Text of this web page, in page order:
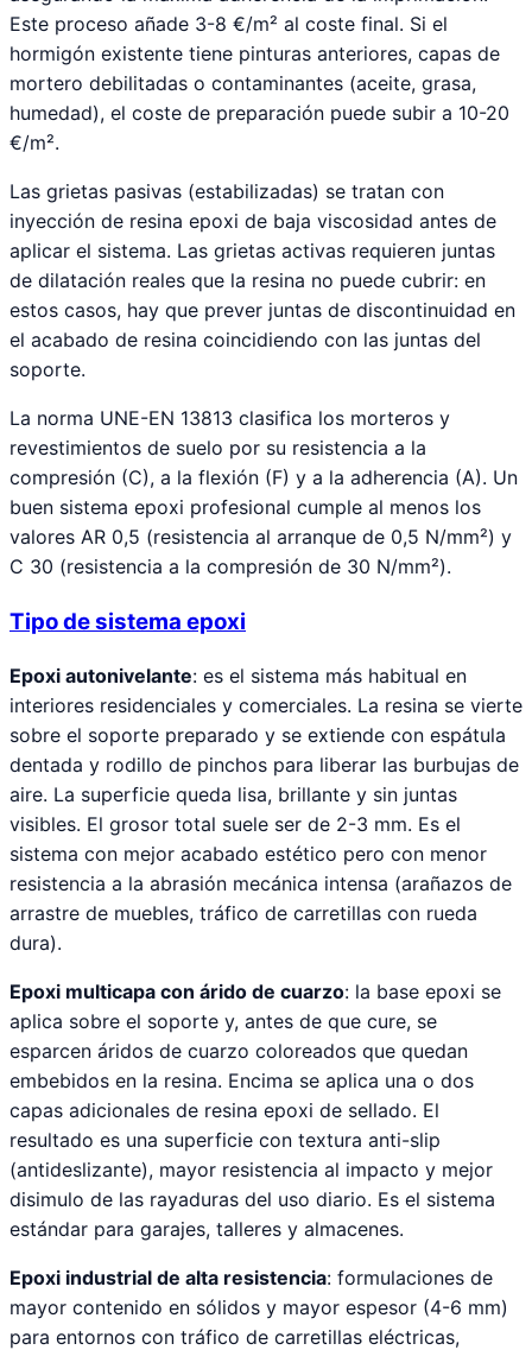
Este proceso añade 3-8 €/m² al coste final. Si el
hormigón existente tiene pinturas anteriores, capas de
mortero debilitadas o contaminantes (aceite, grasa,
humedad), el coste de preparación puede subir a 10-20
€/m².
Las grietas pasivas (estabilizadas) se tratan con
inyección de resina epoxi de baja viscosidad antes de
aplicar el sistema. Las grietas activas requieren juntas
de dilatación reales que la resina no puede cubrir: en
estos casos, hay que prever juntas de discontinuidad en
el acabado de resina coincidiendo con las juntas del
soporte.
La norma UNE-EN 13813 clasifica los morteros y
revestimientos de suelo por su resistencia a la
compresión (C), a la flexión (F) y a la adherencia (A). Un
buen sistema epoxi profesional cumple al menos los
valores AR 0,5 (resistencia al arranque de 0,5 N/mm²) y
C 30 (resistencia a la compresión de 30 N/mm²).
Tipo de sistema epoxi
Epoxi autonivelante: es el sistema más habitual en
interiores residenciales y comerciales. La resina se vierte
sobre el soporte preparado y se extiende con espátula
dentada y rodillo de pinchos para liberar las burbujas de
aire. La superficie queda lisa, brillante y sin juntas
visibles. El grosor total suele ser de 2-3 mm. Es el
sistema con mejor acabado estético pero con menor
resistencia a la abrasión mecánica intensa (arañazos de
arrastre de muebles, tráfico de carretillas con rueda
dura).
Epoxi multicapa con árido de cuarzo: la base epoxi se
aplica sobre el soporte y, antes de que cure, se
esparcen áridos de cuarzo coloreados que quedan
embebidos en la resina. Encima se aplica una o dos
capas adicionales de resina epoxi de sellado. El
resultado es una superficie con textura anti-slip
(antideslizante), mayor resistencia al impacto y mejor
disimulo de las rayaduras del uso diario. Es el sistema
estándar para garajes, talleres y almacenes.
Epoxi industrial de alta resistencia: formulaciones de
mayor contenido en sólidos y mayor espesor (4-6 mm)
para entornos con tráfico de carretillas eléctricas,